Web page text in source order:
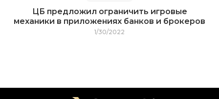
ЦБ предложил ограничить игровые
механики в приложениях банков и брокеров
1/30/2022